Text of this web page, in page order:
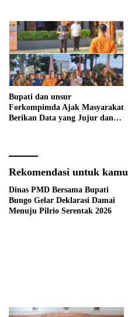
Bupati dan unsur
Forkompimda Ajak Masyarakat
Berikan Data yang Jujur dan
Rekomendasi untuk kamu
Dinas PMD Bersama Bupati
Bungo Gelar Deklarasi Damai
Menuju Pilrio Serentak 2026